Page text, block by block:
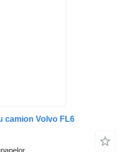
camion Volvo FL6